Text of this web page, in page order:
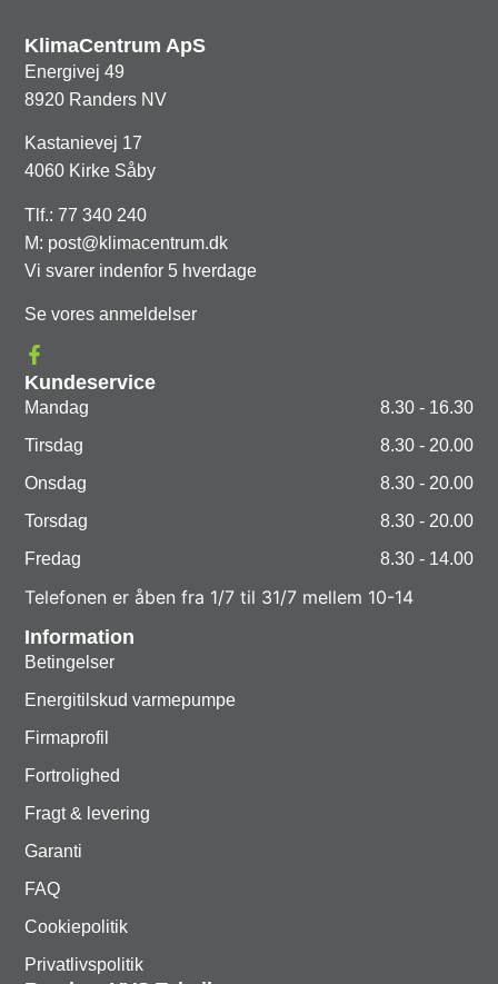
KlimaCentrum ApS
Energivej 49
8920 Randers NV
Kastanievej 17
4060 Kirke Såby
Tlf.: 77 340 240
M: post@klimacentrum.dk
Vi svarer indenfor 5 hverdage
Se vores anmeldelser
Kundeservice
Mandag
8.30 - 16.30
Tirsdag
8.30 - 20.00
Onsdag
8.30 - 20.00
Torsdag
8.30 - 20.00
Fredag
8.30 - 14.00
Telefonen er åben fra 1/7 til 31/7 mellem 10-14
Information
Betingelser
Energitilskud varmepumpe
Firmaprofil
Fortrolighed
Fragt & levering
Garanti
FAQ
Cookiepolitik
Privatlivspolitik